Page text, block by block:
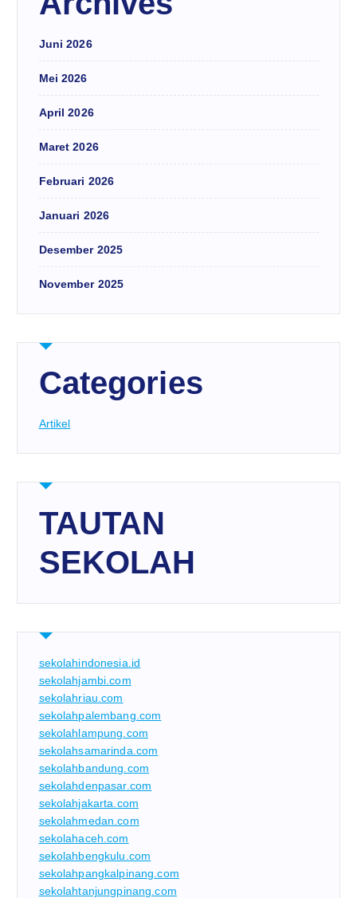
Juni 2026
Mei 2026
April 2026
Maret 2026
Februari 2026
Januari 2026
Desember 2025
November 2025
Categories
Artikel
TAUTAN
SEKOLAH
sekolahindonesia.id
sekolahjambi.com
sekolahriau.com
sekolahpalembang.com
sekolahlampung.com
sekolahsamarinda.com
sekolahbandung.com
sekolahdenpasar.com
sekolahjakarta.com
sekolahmedan.com
sekolahaceh.com
sekolahbengkulu.com
sekolahpangkalpinang.com
sekolahtanjungpinang.com